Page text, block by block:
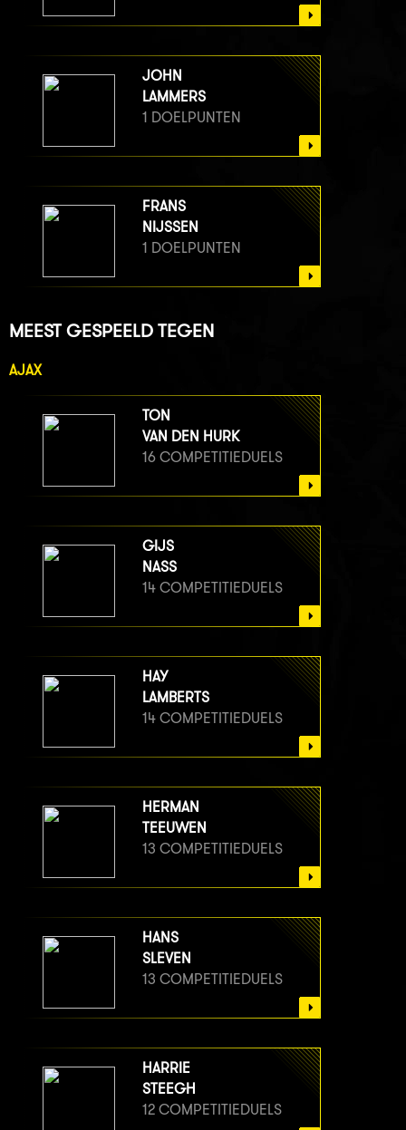
JOHN
LAMMERS
1 DOELPUNTEN
FRANS
NIJSSEN
1 DOELPUNTEN
MEEST GESPEELD TEGEN
AJAX
TON
VAN DEN HURK
16 COMPETITIEDUELS
GIJS
NASS
14 COMPETITIEDUELS
HAY
LAMBERTS
14 COMPETITIEDUELS
HERMAN
TEEUWEN
13 COMPETITIEDUELS
HANS
SLEVEN
13 COMPETITIEDUELS
HARRIE
STEEGH
12 COMPETITIEDUELS